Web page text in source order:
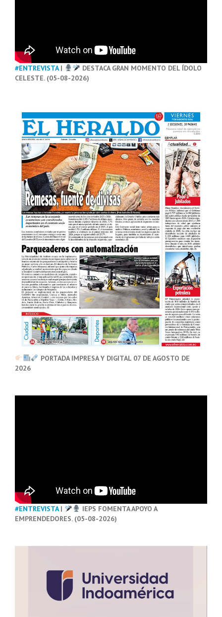
#ENTREVISTA|
DESTACA GRAN MOMENTO DEL ÍDOLO
CELESTE. (05-08-2026)
PORTADA IMPRESA Y DIGITAL 07 DE AGOSTO DE
2026
#ENTREVISTA|
IEPS FOMENTA APOYO A
EMPRENDEDORES. (05-08-2026)